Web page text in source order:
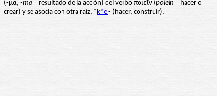
(-μα, -ma = resultado de la acción) del verbo ποιεῖν (poiein = hacer o
crear) y se asocia con otra raíz, * kʷei- (hacer, construir).